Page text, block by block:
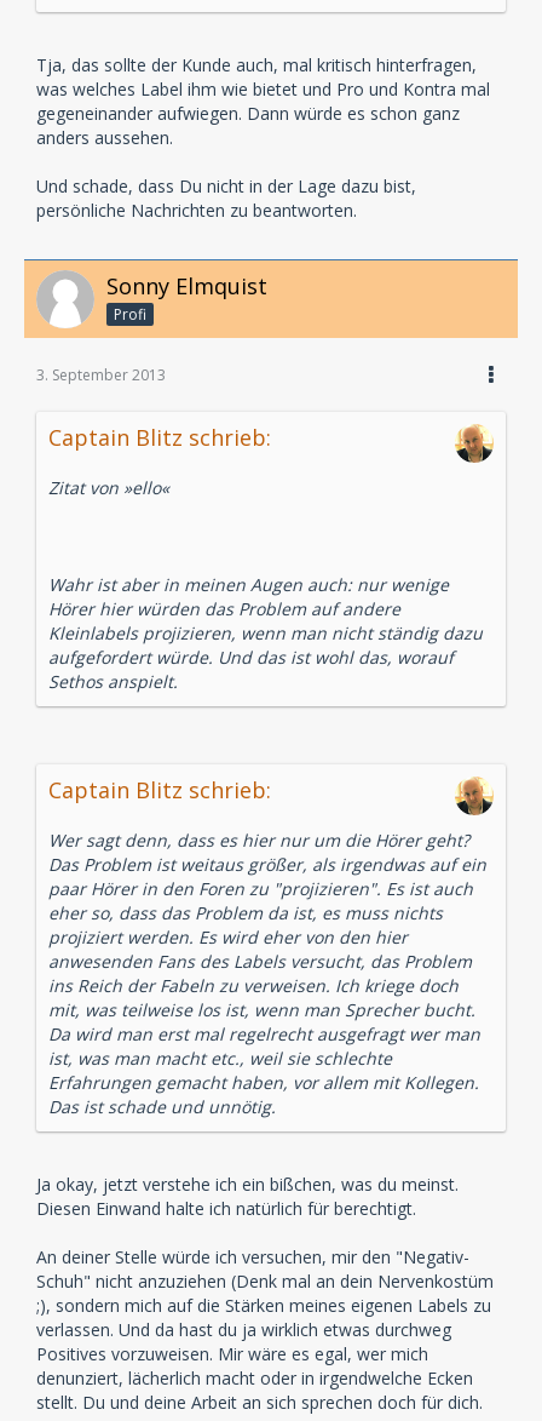
Tja, das sollte der Kunde auch, mal kritisch hinterfragen,
was welches Label ihm wie bietet und Pro und Kontra mal
gegeneinander aufwiegen. Dann würde es schon ganz
anders aussehen.
Und schade, dass Du nicht in der Lage dazu bist,
persönliche Nachrichten zu beantworten.
Sonny Elmquist
Profi
3. September 2013
Captain Blitz schrieb:
Zitat von »ello«
Wahr ist aber in meinen Augen auch: nur wenige
Hörer hier würden das Problem auf andere
Kleinlabels projizieren, wenn man nicht ständig dazu
aufgefordert würde. Und das ist wohl das, worauf
Sethos anspielt.
Captain Blitz schrieb:
Wer sagt denn, dass es hier nur um die Hörer geht?
Das Problem ist weitaus größer, als irgendwas auf ein
paar Hörer in den Foren zu "projizieren". Es ist auch
eher so, dass das Problem da ist, es muss nichts
projiziert werden. Es wird eher von den hier
anwesenden Fans des Labels versucht, das Problem
ins Reich der Fabeln zu verweisen. Ich kriege doch
mit, was teilweise los ist, wenn man Sprecher bucht.
Da wird man erst mal regelrecht ausgefragt wer man
ist, was man macht etc., weil sie schlechte
Erfahrungen gemacht haben, vor allem mit Kollegen.
Das ist schade und unnötig.
Ja okay, jetzt verstehe ich ein bißchen, was du meinst.
Diesen Einwand halte ich natürlich für berechtigt.
An deiner Stelle würde ich versuchen, mir den "Negativ-
Schuh" nicht anzuziehen (Denk mal an dein Nervenkostüm
;), sondern mich auf die Stärken meines eigenen Labels zu
verlassen. Und da hast du ja wirklich etwas durchweg
Positives vorzuweisen. Mir wäre es egal, wer mich
denunziert, lächerlich macht oder in irgendwelche Ecken
stellt. Du und deine Arbeit an sich sprechen doch für dich.